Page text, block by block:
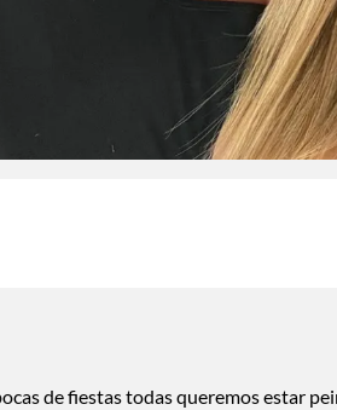
de fiestas todas queremos estar